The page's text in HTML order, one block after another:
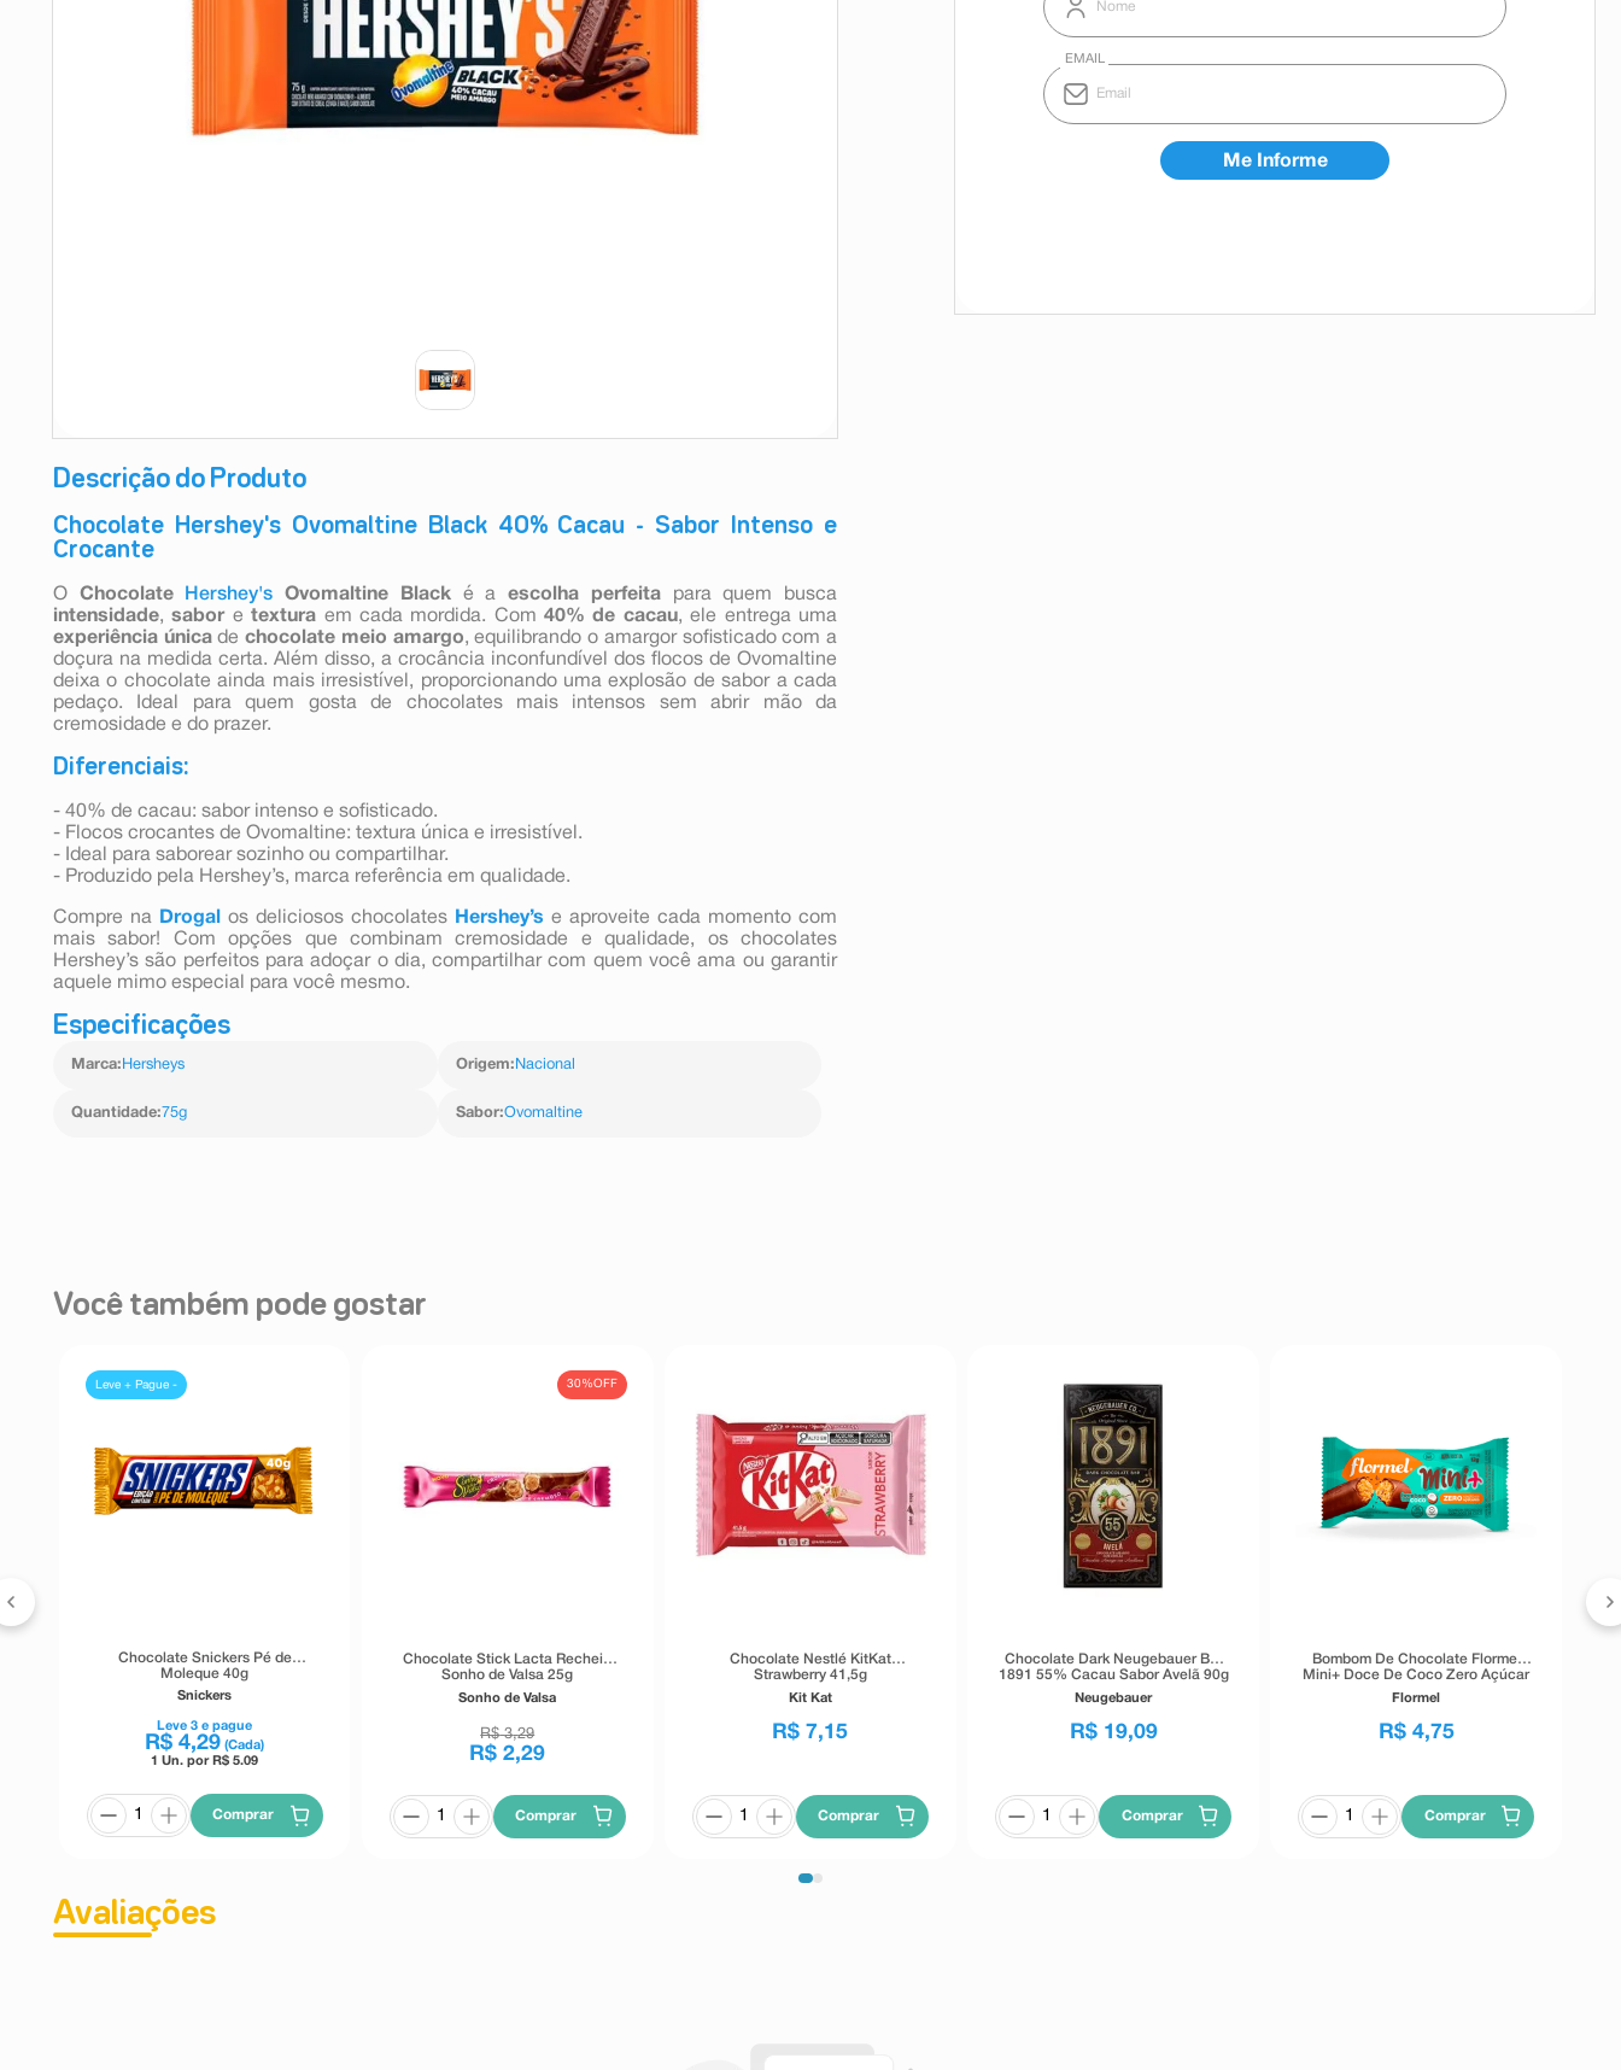
Descrição do Produto
Chocolate Hershey's Ovomaltine Black 40% Cacau - Sabor Intenso e
Crocante
O Chocolate Hershey'sOvomaltine Black é aescolha perfeitapara quem busca
intensidade,saboretextura em cada mordida. Com 40% de cacau, ele entrega uma
experiência únicadechocolate meio amargo, equilibrando o amargor sofisticado com a
doçura na medida certa. Além disso, a crocância inconfundível dos flocos de Ovomaltine
deixa o chocolate ainda mais irresistível, proporcionando uma explosão de sabor a cada
pedaço. Ideal para quem gosta de chocolates mais intensos sem abrir mão da
cremosidade e do prazer.
Diferenciais:
- 40% de cacau: sabor intenso e sofisticado.
- Flocos crocantes de Ovomaltine: textura única e irresistível.
- Ideal para saborear sozinho ou compartilhar.
- Produzido pela Hershey’s, marca referência em qualidade.
Compre na Drogal os deliciosos chocolates Hershey’s e aproveite cada momento com
mais sabor! Com opções que combinam cremosidade e qualidade, os chocolates
Hershey’s são perfeitos para adoçar o dia, compartilhar com quem você ama ou garantir
aquele mimo especial para você mesmo.
Especificações
Marca: Hersheys Origem: Nacional
Quantidade:75g Sabor:Ovomaltine
Você também pode gostar
Leve + Pague -
Chocolate Snickers Pé de
Moleque 40g
Snickers
Leve3 e pague
R$ 4,29 (Cada)
1 Un. por R$5.09
Comprar
30%OFF
Chocolate Stick Lacta Recheio
Sonho de Valsa 25g
Sonho de Valsa
R$ 3,29
R$ 2,29
Comprar
Chocolate Nestlé KitKat
Strawberry 41,5g
Kit Kat
R$ 7,15
Comprar
Chocolate Dark Neugebauer Bar
1891 55% Cacau Sabor Avelã 90g
Neugebauer
R$ 19,09
Comprar
Bombom De Chocolate Flormel
Mini+ Doce De Coco Zero Açúcar
12g
Flormel
R$ 4,75
Comprar
Avaliações
esmalte
absorvente